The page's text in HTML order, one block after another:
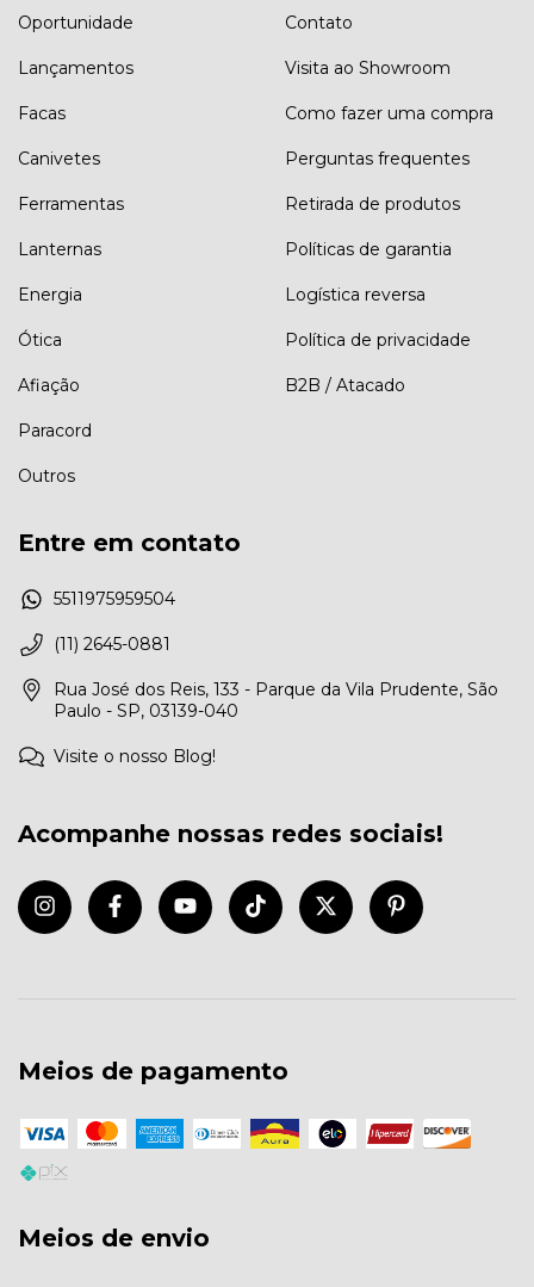
Oportunidade
Lançamentos
Facas
Canivetes
Ferramentas
Lanternas
Energia
Ótica
Afiação
Paracord
Outros
Contato
Visita ao Showroom
Como fazer uma compra
Perguntas frequentes
Retirada de produtos
Políticas de garantia
Logística reversa
Política de privacidade
B2B / Atacado
Entre em contato
5511975959504
(11) 2645-0881
Rua José dos Reis, 133 - Parque da Vila Prudente, São
Paulo - SP, 03139-040
Visite o nosso Blog!
Acompanhe nossas redes sociais!
Meios de pagamento
Meios de envio